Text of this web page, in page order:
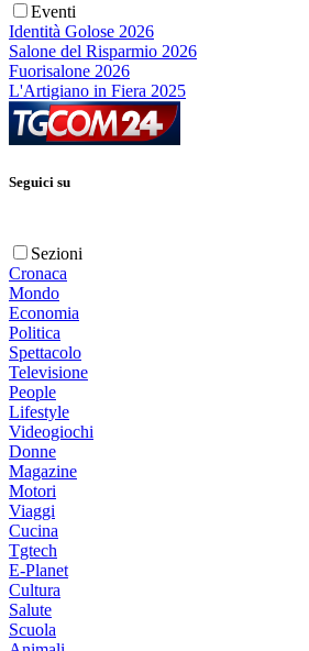
Eventi
Identità Golose 2026
Salone del Risparmio 2026
Fuorisalone 2026
L'Artigiano in Fiera 2025
Seguici su
Sezioni
Cronaca
Mondo
Economia
Politica
Spettacolo
Televisione
People
Lifestyle
Videogiochi
Donne
Magazine
Motori
Viaggi
Cucina
Tgtech
E-Planet
Cultura
Salute
Scuola